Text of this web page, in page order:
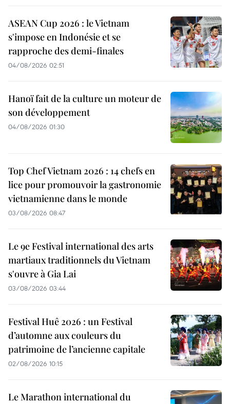
ASEAN Cup 2026 : le Vietnam
s'impose en Indonésie et se
rapproche des demi-finales
04/08/2026 02:51
Hanoï fait de la culture un moteur de
son développement
04/08/2026 01:30
Top Chef Vietnam 2026 : 14 chefs en
lice pour promouvoir la gastronomie
vietnamienne dans le monde
03/08/2026 08:47
Le 9e Festival international des arts
martiaux traditionnels du Vietnam
s'ouvre à Gia Lai
03/08/2026 03:44
Festival Huê 2026 : un Festival
d’automne aux couleurs du
patrimoine de l’ancienne capitale
02/08/2026 10:15
Le Marathon international du